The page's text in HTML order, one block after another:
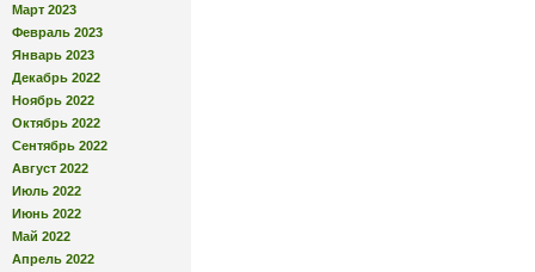
Март 2023
Февраль 2023
Январь 2023
Декабрь 2022
Ноябрь 2022
Октябрь 2022
Сентябрь 2022
Август 2022
Июль 2022
Июнь 2022
Май 2022
Апрель 2022